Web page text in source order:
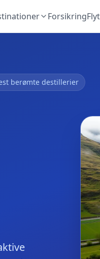
Forsikring
berømte destillerier